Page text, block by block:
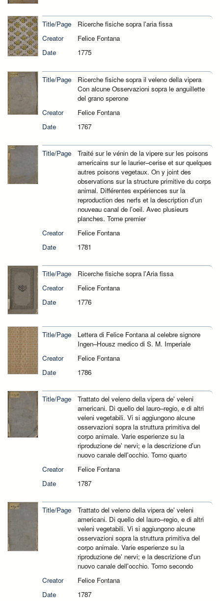
Title/Page
Ricerche fisiche sopra l'aria fissa
Creator
Felice Fontana
Date
1775
Title/Page
Ricerche fisiche sopra il veleno della vipera
Con alcune Osservazioni sopra le anguillette
del grano sperone
Creator
Felice Fontana
Date
1767
Title/Page
Traité sur le vénin de la vipere sur les poisons
americains sur le laurier–cerise et sur quelques
autres poisons vegetaux. On y joint des
observations sur la structure primitive du corps
animal. Différentes expériences sur la
reproduction des nerfs et la description d'un
nouveau canal de l'oeil. Avec plusieurs
planches. Tome premier
Creator
Felice Fontana
Date
1781
Title/Page
Ricerche fisiche sopra l'Aria fissa
Creator
Felice Fontana
Date
1776
Title/Page
Lettera di Felice Fontana al celebre signore
Ingen–Housz medico di S. M. Imperiale
Creator
Felice Fontana
Date
1786
Title/Page
Trattato del veleno della vipera de' veleni
americani. Di quello del lauro–regio, e di altri
veleni vegetabili. Vi si aggiungono alcune
osservazioni sopra la struttura primitiva del
corpo animale. Varie esperienze su la
riproduzione de' nervi; e la descrizione d'un
nuovo canale dell'occhio. Tomo quarto
Creator
Felice Fontana
Date
1787
Title/Page
Trattato del veleno della vipera de' veleni
americani. Di quello del lauro–regio, e di altri
veleni vegetabili. Vi si aggiungono alcune
osservazioni sopra la struttura primitiva del
corpo animale. Varie esperienze su la
riproduzione de' nervi; e la descrizione d'un
nuovo canale dell'occhio. Tomo secondo
Creator
Felice Fontana
Date
1787